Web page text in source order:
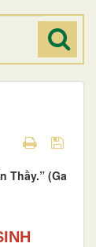
Thầy.” (Ga